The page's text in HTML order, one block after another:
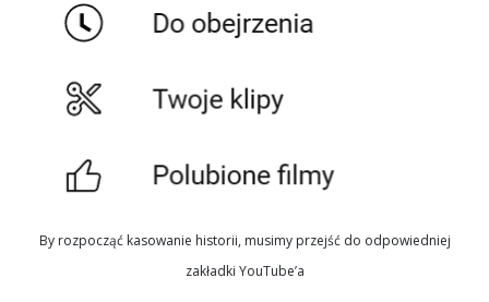
By rozpocząć kasowanie historii, musimy przejść do odpowiedniej
zakładki YouTube’a